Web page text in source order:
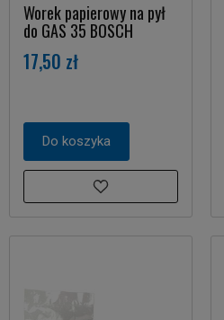
Worek papierowy na pył
do GAS 35 BOSCH
17,50 zł
Do koszyka